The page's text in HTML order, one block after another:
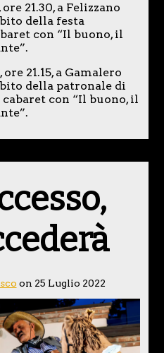
ore 21.30, a Felizzano
della festa
con “Il buono, il
, ore 21.15, a Gamalero
della patronale di
cabaret con “Il buono, il
on 25 Luglio 2022